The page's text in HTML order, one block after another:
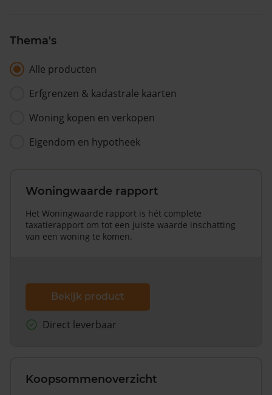
Thema's
Alle producten
Erfgrenzen & kadastrale kaarten
Woning kopen en verkopen
Eigendom en hypotheek
Woningwaarde rapport
Het Woningwaarde rapport is hét complete
taxatierapport om tot een juiste waarde inschatting
van een woning te komen.
Bekijk product
Direct leverbaar
Koopsommenoverzicht